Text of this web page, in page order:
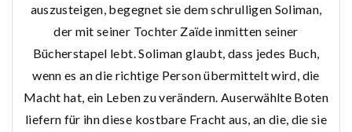
auszusteigen, begegnet sie dem schrulligen Soliman,
der mit seiner Tochter Zaïde inmitten seiner
Bücherstapel lebt. Soliman glaubt, dass jedes Buch,
wenn es an die richtige Person übermittelt wird, die
Macht hat, ein Leben zu verändern. Auserwählte Boten
liefern für ihn diese kostbare Fracht aus, an die, die sie